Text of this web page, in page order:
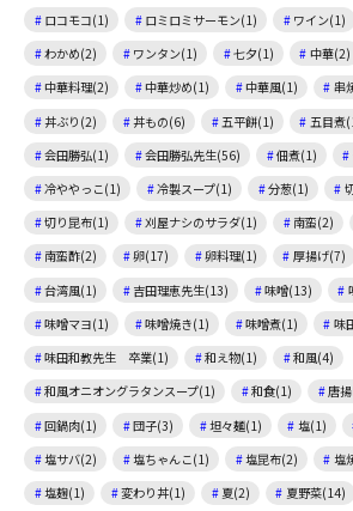
ロコモコ(1)
ロミロミサーモン(1) ワイン(1)
わかめ(2)
ワンタン(1) 七夕(1) 中華(2)
中華料理(2)
中華炒め(1) 中華風(1) 串
丼ぶり(2)
丼もの(6) 五平餅(1) 五目煮
会田勝弘(1)
会田勝弘先生(56) 佃煮(1)
冷ややっこ(1)
冷製スープ(1) 分葱(1)
切り昆布(1)
刈屋ナシのサラダ(1) 南蛮(2)
南蛮酢(2)
卵(17) 卵料理(1) 厚揚げ(7)
台湾風(1)
吉田理恵先生(13) 味噌(13)
味噌マヨ(1)
味噌焼き(1) 味噌煮(1)
味
味田和教先生 卒業(1)
和え物(1)
和風(4)
和風オニオングラタンスープ(1)
和食(1) 唐
回鍋肉(1)
団子(3) 坦々麺(1) 塩(1)
塩サバ(2)
塩ちゃんこ(1) 塩昆布(2) 塩
塩麹(1)
変わり丼(1) 夏(2)
夏野菜(14)